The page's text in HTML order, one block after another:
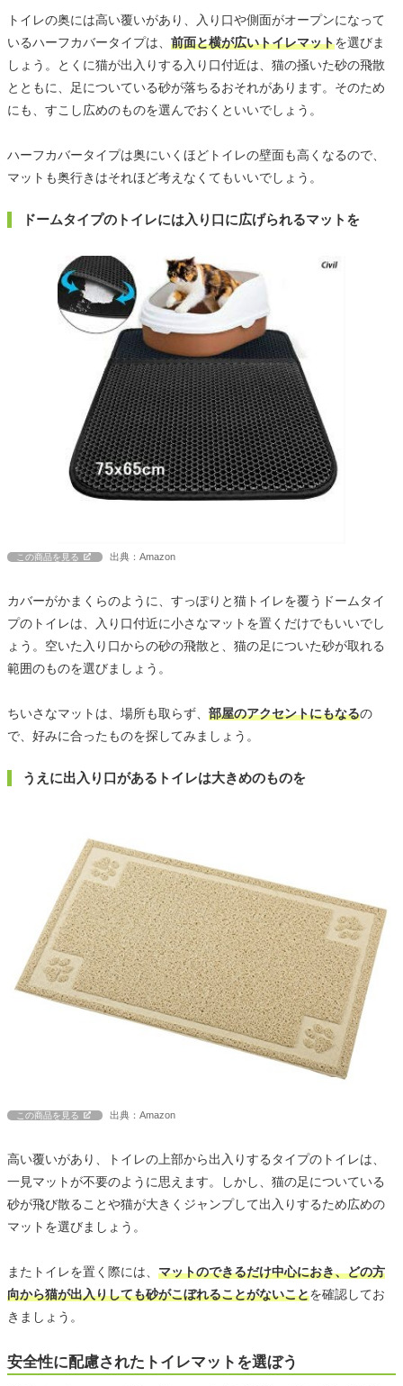
トイレの奥には高い覆いがあり、入り口や側面がオープンになって
いるハーフカバータイプは、 前面と横が広いトイレマットを選びま
しょう。とくに猫が出入りする入り口付近は、猫の掻いた砂の飛散
とともに、足についている砂が落ちるおそれがあります。そのため
にも、すこし広めのものを選んでおくといいでしょう。
ハーフカバータイプは奥にいくほどトイレの壁面も高くなるので、
マットも奥行きはそれほど考えなくてもいいでしょう。
ドームタイプのトイレには入り口に広げられるマットを
この商品を見る 出典：Amazon
カバーがかまくらのように、すっぽりと猫トイレを覆うドームタイ
プのトイレは、入り口付近に小さなマットを置くだけでもいいでし
ょう。空いた入り口からの砂の飛散と、猫の足についた砂が取れる
範囲のものを選びましょう。
ちいさなマットは、場所も取らず、 部屋のアクセントにもなるの
で、好みに合ったものを探してみましょう。
うえに出入り口があるトイレは大きめのものを
この商品を見る 出典：Amazon
高い覆いがあり、トイレの上部から出入りするタイプのトイレは、
一見マットが不要のように思えます。しかし、猫の足についている
砂が飛び散ることや猫が大きくジャンプして出入りするため広めの
マットを選びましょう。
またトイレを置く際には、 マットのできるだけ中心におき、どの方
向から猫が出入りしても砂がこぼれることがないことを確認してお
きましょう。
安全性に配慮されたトイレマットを選ぼう